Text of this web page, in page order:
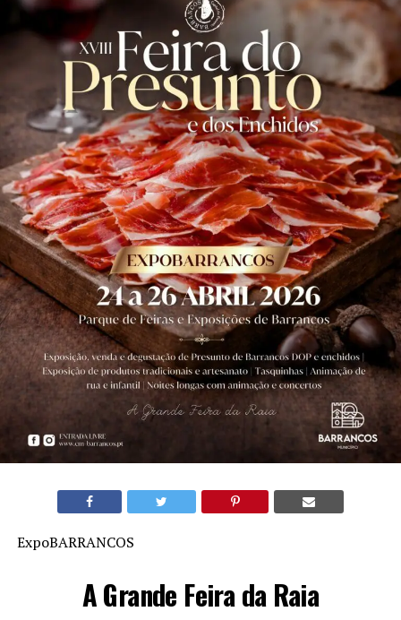
ExpoBARRANCOS
A Grande Feira da Raia